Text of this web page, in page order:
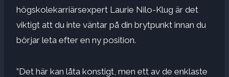
högskolekarriärsexpert Laurie Nilo-Klug är det
viktigt att du inte väntar på din brytpunkt innan du
börjar leta efter en ny position.
”Det här kan låta konstigt, men ett av de enklaste